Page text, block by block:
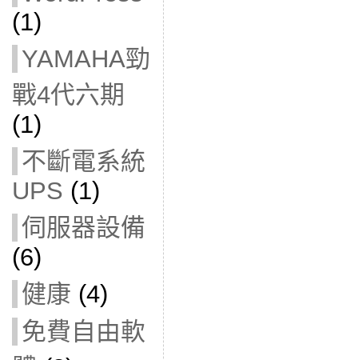
(1)
YAMAHA勁
戰4代六期
(1)
不斷電系統
UPS (1)
伺服器設備
(6)
健康 (4)
免費自由軟